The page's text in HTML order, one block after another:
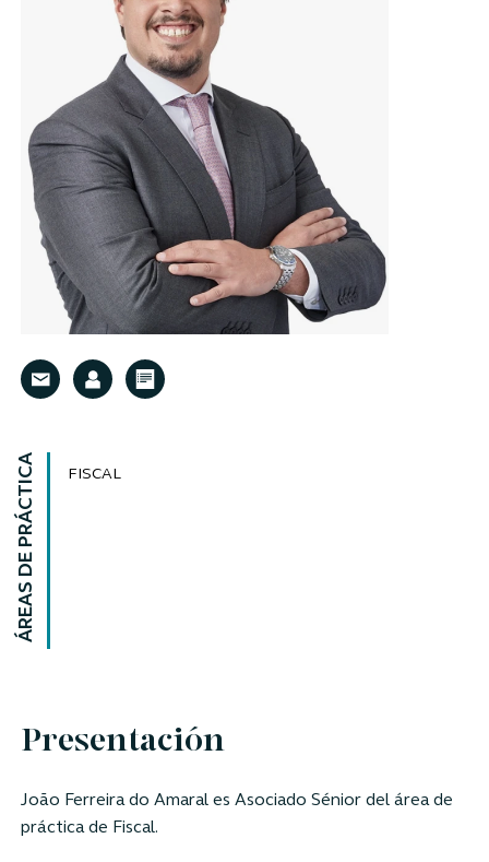
ÁREAS DE PRÁCTICA FISCAL
Presentación
João Ferreira do Amaral es Asociado Sénior del área de
práctica de Fiscal.